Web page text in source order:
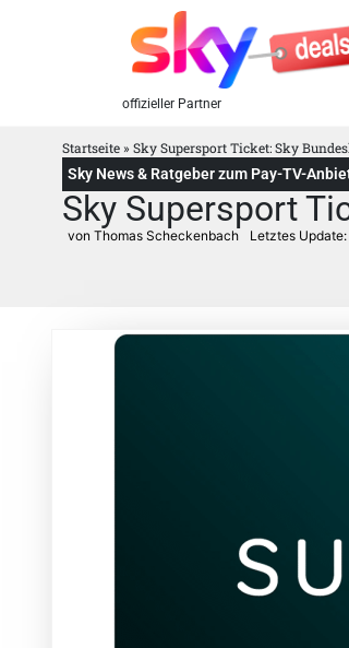
offizieller Partner
Startseite» Sky Supersport Ticket: Sky
Sky News & Ratgeber zum Pay-TV-
Sky Supersport
von Thomas Scheckenbach Letztes Update: